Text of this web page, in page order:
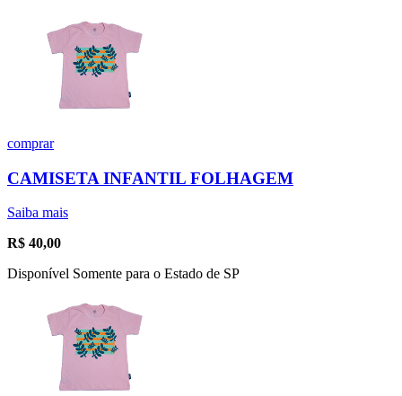
comprar
CAMISETA INFANTIL FOLHAGEM
Saiba mais
R$ 40,00
Disponível Somente para o Estado de SP